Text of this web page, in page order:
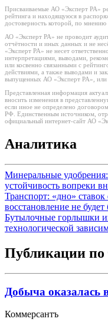
Присваиваемые АО «Эксперт РА»
рейтинга и находящуюся в
достоверность которой, по
АО «Эксперт РА» не проводит
отчётности и иных данных и не
«Эксперт РА» не несет
интерпретациями, выводами,
или косвенно связанными с
действиями, а также выводами и
выпущенных АО «Эксперт РА», или
Представленная информация
вносить изменения в
если иное не определено
РФ. Единственным источником,
официальный интернет-сайт АО
Аналитика
Минеральные
устойчивость вопреки
Транспорт: «дно»
восстановление не
Бутылочные горлышки
технологической
Публикации по
Добыча оказалась
Коммерсантъ